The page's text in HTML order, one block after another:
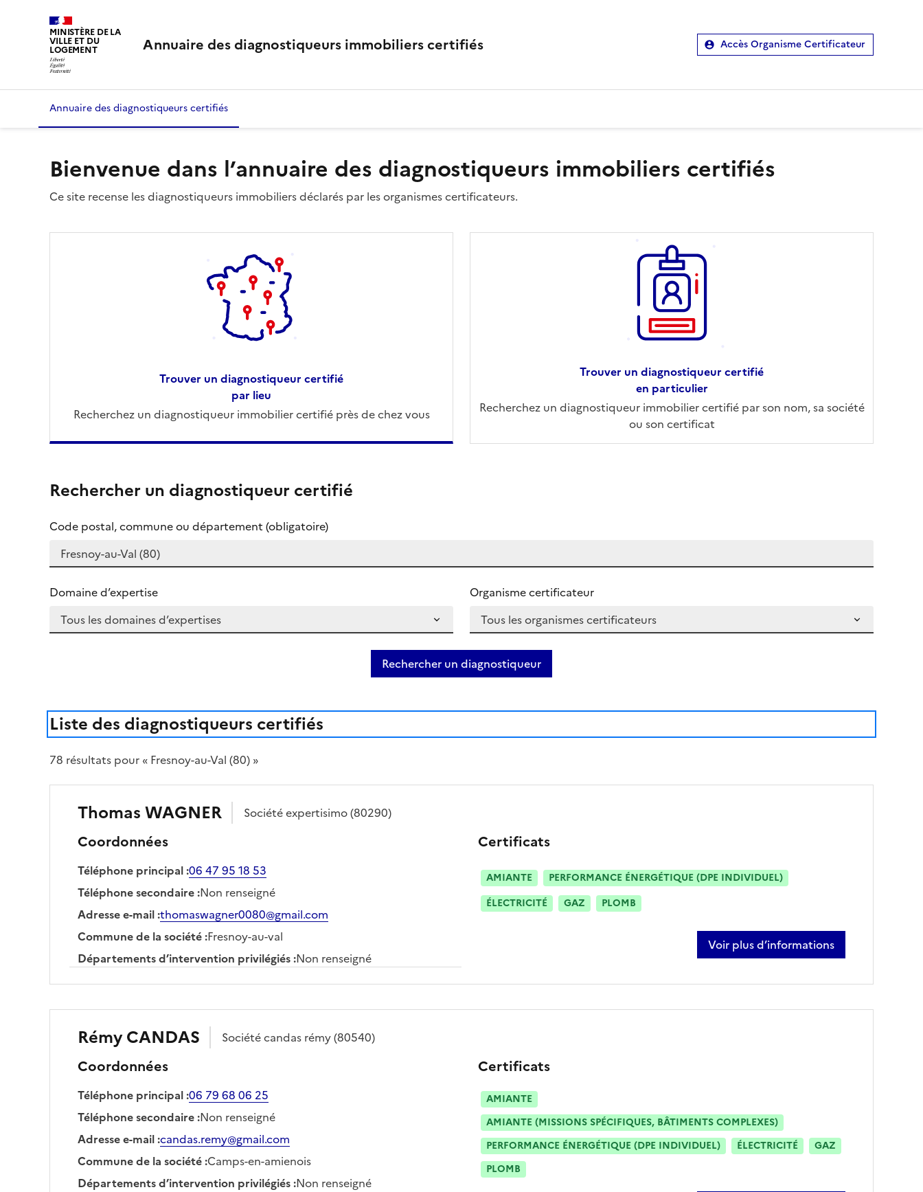
MINISTÈRE DE LA
VILLE ET DU
LOGEMENT Annuaire des diagnostiqueurs immobiliers certifiés Accès Organisme Certificateur
Annuaire des diagnostiqueurs certifiés
Bienvenue dans l’annuaire des diagnostiqueurs immobiliers certifiés
Ce site recense les diagnostiqueurs immobiliers déclarés par les organismes certificateurs.
Trouver un diagnostiqueur certifié
par lieu
Recherchez un diagnostiqueur immobilier certifié près de chez vous
Trouver un diagnostiqueur certifié
en particulier
Recherchez un diagnostiqueur immobilier certifié par son nom, sa société
ou son certificat
Rechercher un diagnostiqueur certifié
Code postal, commune ou département (obligatoire)
Domaine d’expertise Organisme certificateur
Rechercher un diagnostiqueur
Liste des diagnostiqueurs certifiés
78 résultats pour « Fresnoy-au-Val (80) »
ThomasWAGNER Sociétéexpertisimo(80290)
Coordonnées
Téléphone principal:06 47 95 18 53
Téléphone secondaire:Non renseigné
Adresse e-mail:thomaswagner0080@gmail.com
Commune de la société:Fresnoy-au-val
Départements d’intervention privilégiés:Non renseigné
Certificats
AMIANTE
PERFORMANCE ÉNERGÉTIQUE (DPE INDIVIDUEL)
ÉLECTRICITÉ
GAZ PLOMB
Voir plus d’informations
sur thomas wagner
RémyCANDAS Sociétécandas rémy(80540)
Coordonnées
Téléphone principal:06 79 68 06 25
Téléphone secondaire:Non renseigné
Adresse e-mail:candas.remy@gmail.com
Commune de la société:Camps-en-amienois
Départements d’intervention privilégiés:Non renseigné
Certificats
AMIANTE
AMIANTE (MISSIONS SPÉCIFIQUES, BÂTIMENTS COMPLEXES)
PERFORMANCE ÉNERGÉTIQUE (DPE INDIVIDUEL)
ÉLECTRICITÉ
GAZ
PLOMB